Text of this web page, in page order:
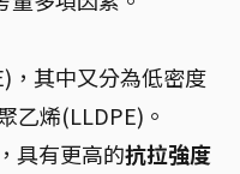
，其中又分為低密度
乙烯(LLDPE)。
具有更高的抗拉強度